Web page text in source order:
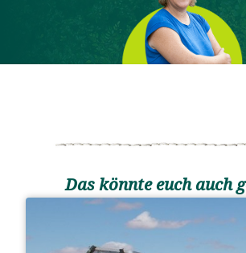
Das könnte euch auch